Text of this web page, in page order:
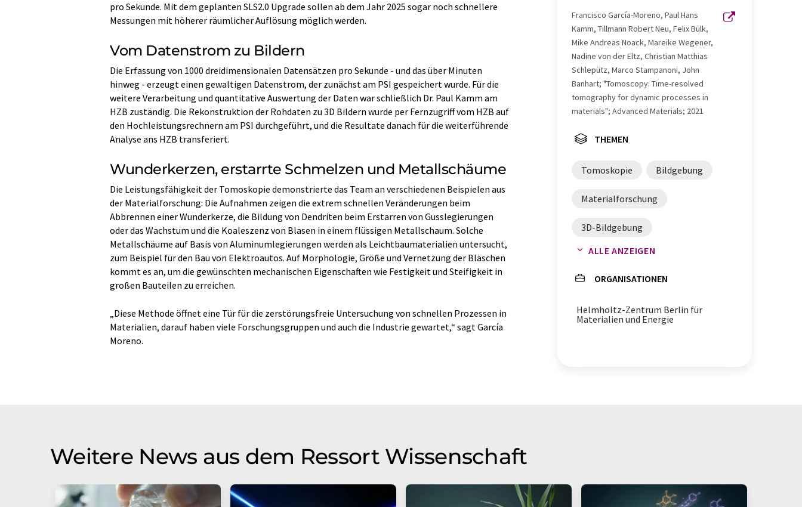
pro Sekunde. Mit dem geplanten SLS2.0 Upgrade sollen ab dem Jahr 2025 sogar noch schnellere
Messungen mit höherer räumlicher Auflösung möglich werden.
Vom Datenstrom zu Bildern
Die Erfassung von 1000 dreidimensionalen Datensätzen pro Sekunde - und das über Minuten
hinweg - erzeugt einen gewaltigen Datenstrom, der zunächst am PSI gespeichert wurde. Für die
weitere Verarbeitung und quantitative Auswertung der Daten war schließlich Dr. Paul Kamm am
HZB zuständig. Die Rekonstruktion der Rohdaten zu 3D Bildern wurde per Fernzugriff vom HZB auf
den Hochleistungsrechnern am PSI durchgeführt, und die Resultate danach für die weiterführende
Analyse ans HZB transferiert.
Wunderkerzen, erstarrte Schmelzen und Metallschäume
Die Leistungsfähigkeit der Tomoskopie demonstrierte das Team an verschiedenen Beispielen aus
der Materialforschung: Die Aufnahmen zeigen die extrem schnellen Veränderungen beim
Abbrennen einer Wunderkerze, die Bildung von Dendriten beim Erstarren von Gusslegierungen
oder das Wachstum und die Koaleszenz von Blasen in einem flüssigen Metallschaum. Solche
Metallschäume auf Basis von Aluminumlegierungen werden als Leichtbaumaterialien untersucht,
zum Beispiel für den Bau von Elektroautos. Auf Morphologie, Größe und Vernetzung der Bläschen
kommt es an, um die gewünschten mechanischen Eigenschaften wie Festigkeit und Steifigkeit in
großen Bauteilen zu erreichen.
„Diese Methode öffnet eine Tür für die zerstörungsfreie Untersuchung von schnellen Prozessen in
Materialien, darauf haben viele Forschungsgruppen und auch die Industrie gewartet,“ sagt García
Moreno.
Francisco García-Moreno, Paul Hans
Kamm, Tillmann Robert Neu, Felix Bülk,
Mike Andreas Noack, Mareike Wegener,
Nadine von der Eltz, Christian Matthias
Schlepütz, Marco Stampanoni, John
Banhart; "Tomoscopy: Time-resolved
tomography for dynamic processes in
materials"; Advanced Materials; 2021
THEMEN
Tomoskopie Bildgebung
Materialforschung
3D-Bildgebung
zerstörungsfreie Prüfungen
Materialanalyse
ALLE ANZEIGEN
ORGANISATIONEN
Helmholtz-Zentrum Berlin für
Materialien und Energie
Weitere News aus dem Ressort Wissenschaft